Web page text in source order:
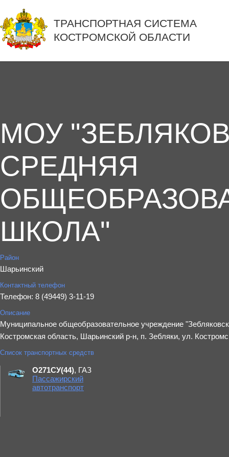
ТРАНСПОРТНАЯ СИСТЕМА
КОСТРОМСКОЙ ОБЛАСТИ
МОУ
СРЕДНЯЯ
ШКОЛА"
Район
Шарьинский
Контактный телефон
Телефон: 8 (49449) 3-11-19
Описание
Муниципальное общеобразовательное учреждение
Костромская область, Шарьинский р-н, п. Зебляки, ул.
Список транспортных средств
О271СУ(44), ГАЗ
Пассажирский
автотранспорт